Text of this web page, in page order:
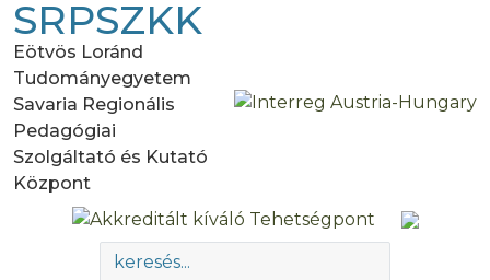
SRPSZKK
Eötvös Loránd
Tudományegyetem
Savaria Regionális
Pedagógiai
Szolgáltató és Kutató
Központ